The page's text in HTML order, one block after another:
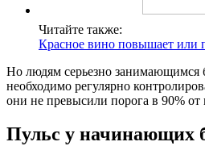
Читайте также:
Красное вино повышает или
Но людям серьезно занимающимся
необходимо регулярно
они не превысили порога в 90% от
Пульс у начинающих